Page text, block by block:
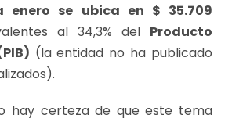
enero se ubica en $ 35.709
al 34,3% del Producto
(la entidad no ha publicado
hay certeza de que este tema